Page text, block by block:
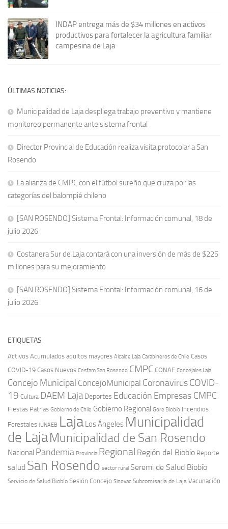
INDAP entrega más de $34 millones en activos
productivos para fortalecer la agricultura familiar
campesina de Laja
ÚLTIMAS NOTICIAS:
Municipalidad de Laja despliega trabajo preventivo y mantiene
monitoreo permanente ante sistema frontal
Director Provincial de Educación realiza visita protocolar a San
Rosendo
La alianza de CMPC con el fútbol sureño que cruza por las
categorías del balompié chileno
[SAN ROSENDO] Sistema Frontal: Información comunal, 18 de
julio 2026
Costanera Sur de Laja contará con una inversión de más de $225
millones para su mejoramiento
[SAN ROSENDO] Sistema Frontal: Información comunal, 16 de
julio 2026
ETIQUETAS
Activos Acumulados adultos mayores Alcalde Laja Carabineros de Chile Casos
COVID-19 Casos Nuevos Cesfam San Rosendo CMPC CONAF Concejales Laja
Concejo Municipal ConcejoMunicipal CoronavirusCOVID-
19 Cultura DAEM Laja Deportes Educación Empresas CMPC
Fiestas Patrias Gobierno de Chile Gobierno Regional Gore Biobío Incendios
Forestales JUNAEB Laja Los Ángeles Municipalidad
de LajaMunicipalidad de San Rosendo
Nacional Pandemia Provincia Regional Región del Biobío Reporte
salud San Rosendo sector rural Seremi de Salud Biobío
Servicio de Salud Biobío Sesión Concejo Sinovac Subcomisaría de Laja Vacunación